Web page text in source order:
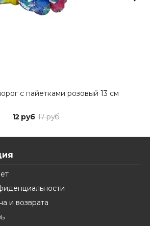
с пайетками розовый 13 см
12 руб 17 руб
и возврата